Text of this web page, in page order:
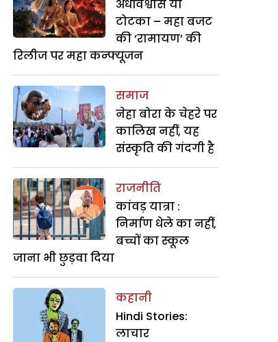
अंधविश्वास या
टोटका – महा बजट
की ‘रामायण’ की
रिलीज पर महा कन्फ्यूजन
समाज
नेहा बोरा के चेहरे पर
कालिख नहीं, यह
संस्कृति की गंदगी है
राजनीति
कांवड़ यात्रा :
निर्माण धेले का नहीं,
बच्चों का स्कूल
जाना भी छुड़वा दिया
कहानी
Hindi Stories:
लाचार